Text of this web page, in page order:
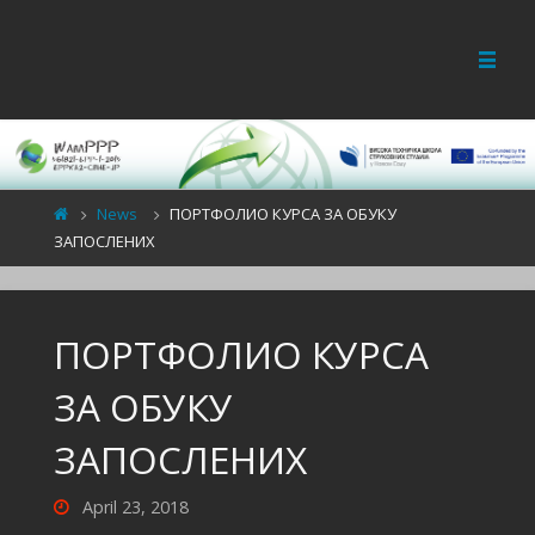
News
ПОРТФОЛИО КУРСА ЗА ОБУКУ
ЗАПОСЛЕНИХ
ПОРТФОЛИО КУРСА
ЗА ОБУКУ
ЗАПОСЛЕНИХ
April 23, 2018